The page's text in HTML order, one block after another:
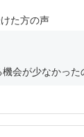
た方の声
会が少なかった